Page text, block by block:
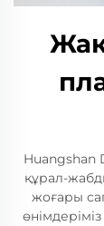
Huangshan
құрал-
жоғары